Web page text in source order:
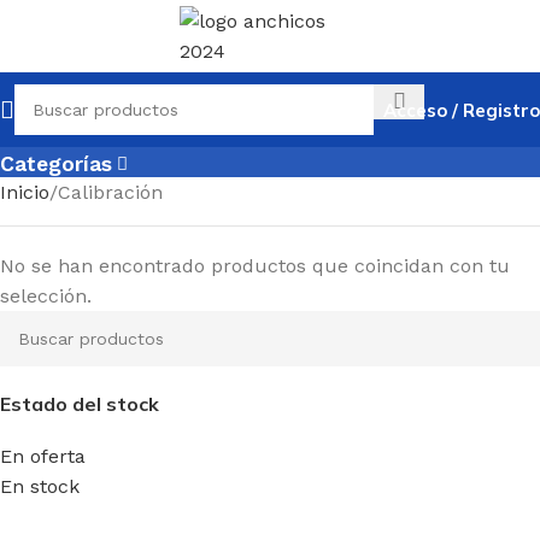
Acceso / Registro
Categorías
Estado del stock
En oferta
En stock
Inicio Calibración
No se han encontrado productos que coincidan con tu
selección.